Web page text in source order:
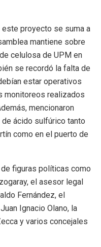
este proyecto se suma a
mantiene sobre
celulosa de UPM en
se recordó la falta de
estar operativos
monitoreos realizados
mencionaron
ácido sulfúrico tanto
como en el puerto de
figuras políticas como
el asesor legal
Fernández, el
Ignacio Olano, la
y varios concejales